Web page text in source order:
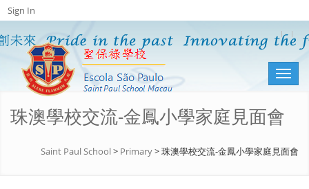
Sign In
Toggle
珠澳學校交流-金鳳小學家庭見面會
Saint Paul School> Primary>珠澳學校交流-金鳳小學家庭見面會